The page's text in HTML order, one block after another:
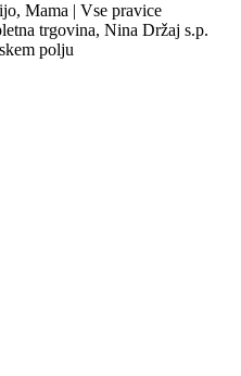
Mama | Vse pravice
trgovina, Nina Držaj s.p.
polju